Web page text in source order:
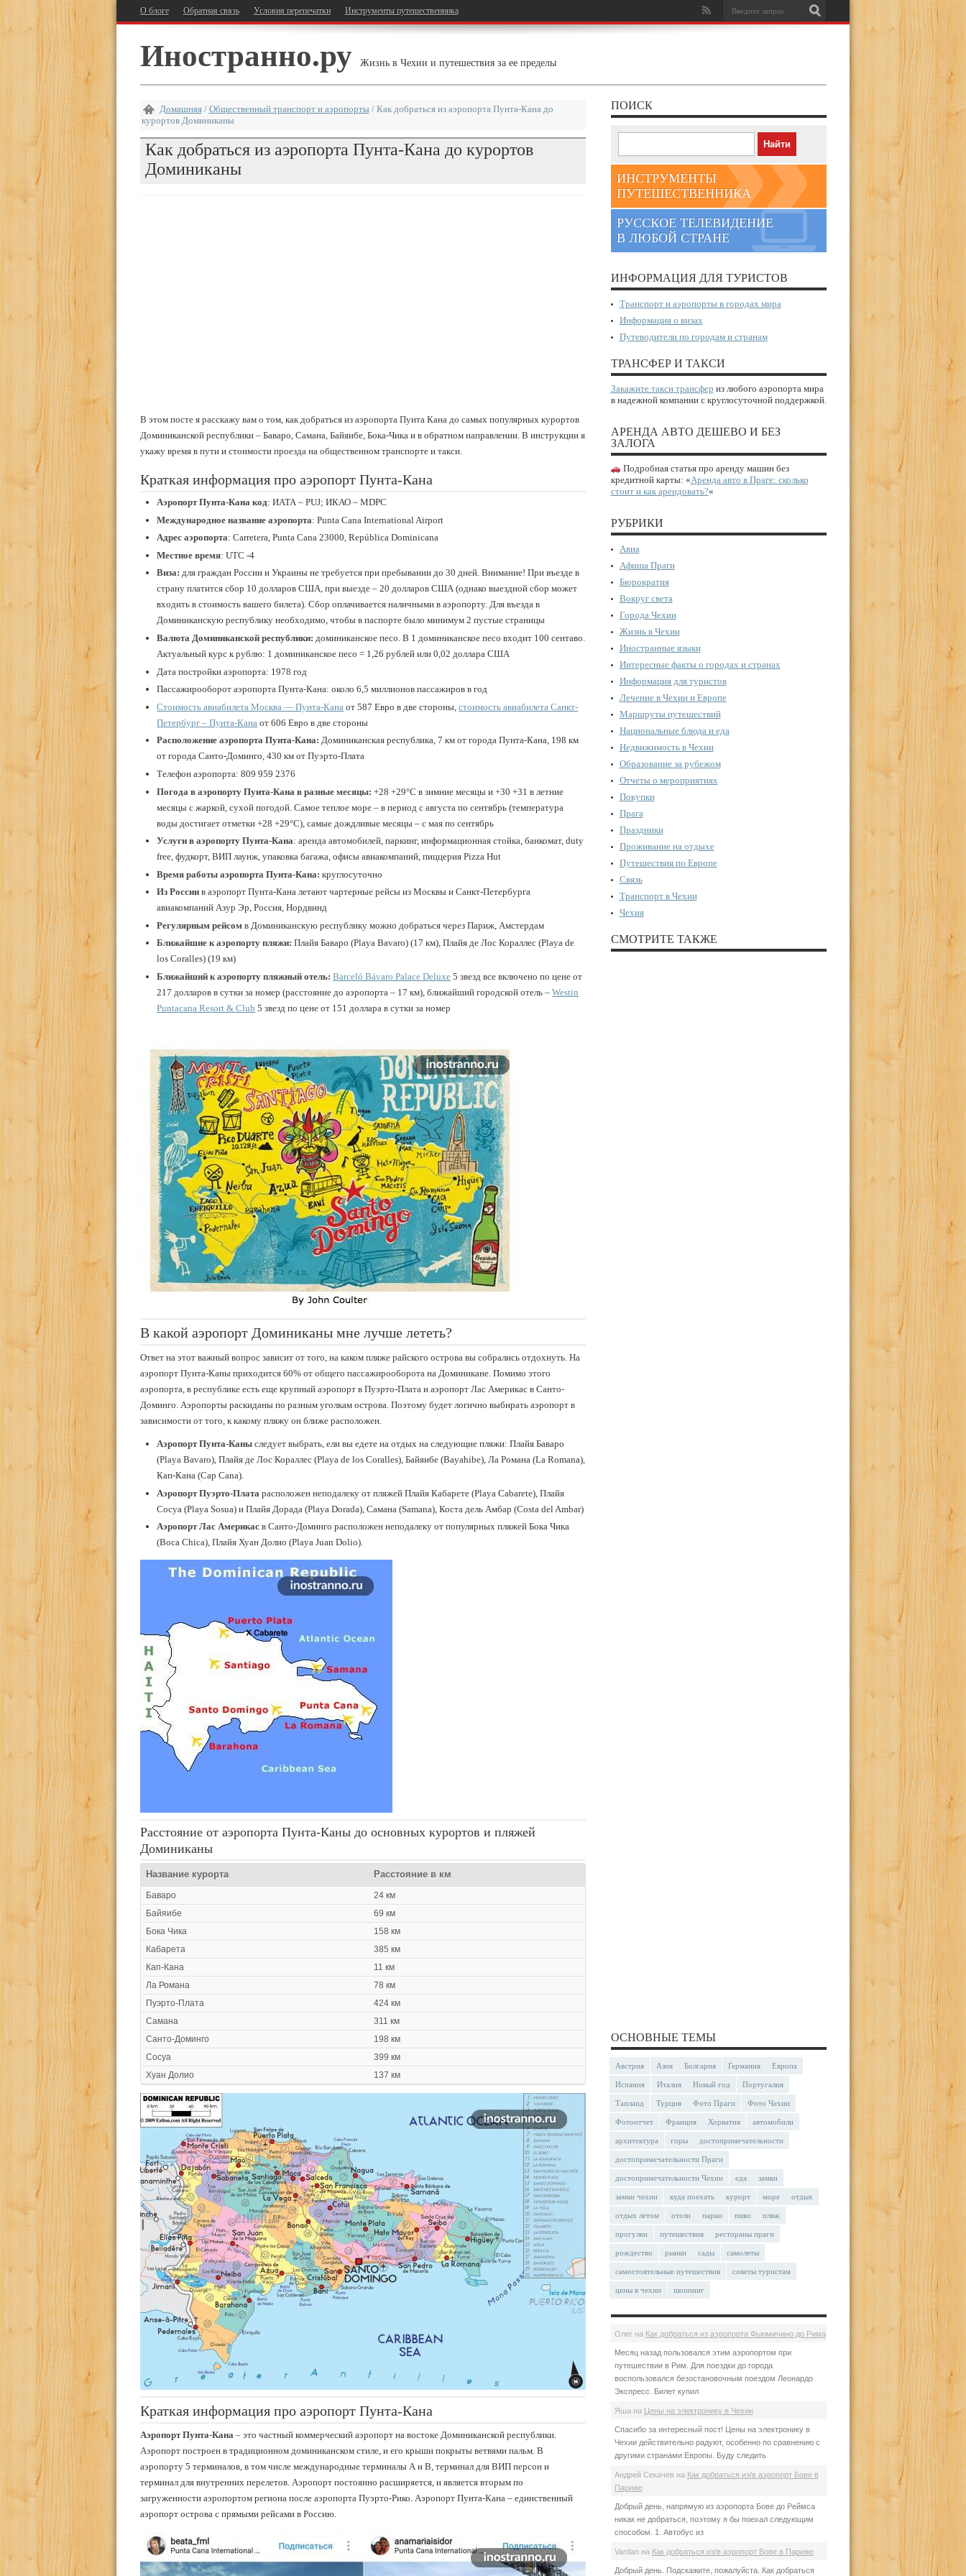
О блоге Обратная связь Условия перепечатки Инструменты путешественника
Иностранно.ру Жизнь в Чехии и путешествия за ее пределы
Домашняя/ Общественный транспорт и аэропорты/ Как добраться из аэропорта Пунта-Кана до
курортов Доминиканы
Как добраться из аэропорта Пунта-Кана до курортов
Доминиканы
В этом посте я расскажу вам о том, как добраться из аэропорта Пунта Кана до самых популярных курортов
Доминиканской республики – Баваро, Самана, Байяибе, Бока-Чика и в обратном направлении. В инструкции я
укажу время в пути и стоимости проезда на общественном транспорте и такси.
Краткая информация про аэропорт Пунта-Кана
Аэропорт Пунта-Кана код: ИАТА – PUJ; ИКАО – MDPC
Международное название аэропорта: Punta Cana International Airport
Адрес аэропорта: Carretera, Punta Cana 23000, República Dominicana
Местное время: UTC -4
Виза: для граждан России и Украины не требуется при пребывании до 30 дней. Внимание! При въезде в
страну платится сбор 10 долларов США, при выезде – 20 долларов США (однако выездной сбор может
входить в стоимость вашего билета). Сбор оплачивается наличными в аэропорту. Для въезда в
Доминиканскую республику необходимо, чтобы в паспорте было минимум 2 пустые страницы
Валюта Доминиканской республики: доминиканское песо. В 1 доминиканское песо входит 100 сентаво.
Актуальный курс к рублю: 1 доминиканское песо = 1,26 рублей или 0,02 доллара США
Дата постройки аэропорта: 1978 год
Пассажирооборот аэропорта Пунта-Кана: около 6,5 миллионов пассажиров в год
Стоимость авиабилета Москва — Пунта-Кана от 587 Евро в две стороны,стоимость авиабилета Санкт-
Петербург – Пунта-Кана от 606 Евро в две стороны
Расположение аэропорта Пунта-Кана: Доминиканская республика, 7 км от города Пунта-Кана, 198 км
от города Санто-Доминго, 430 км от Пуэрто-Плата
Телефон аэропорта: 809 959 2376
Погода в аэропортуПунта-Кана в разные месяцы: +28 +29°С в зимние месяцы и +30 +31 в летние
месяцы с жаркой, сухой погодой. Самое теплое море – в период с августа по сентябрь (температура
воды достигает отметки +28 +29°С), самые дождливые месяцы – с мая по сентябрь
Услуги в аэропорту Пунта-Кана: аренда автомобилей, паркинг, информационная стойка, банкомат, duty
free, фудкорт, ВИП лаунж, упаковка багажа, офисы авиакомпаний, пиццерия Pizza Hut
Время работы аэропортаПунта-Кана:круглосуточно
Из России в аэропорт Пунта-Кана летают чартерные рейсы из Москвы и Санкт-Петербурга
авиакомпаний Азур Эр, Россия, Нордвинд
Регулярным рейсом в Доминиканскую республику можно добраться через Париж, Амстердам
Ближайшие к аэропорту пляжи:Плайя Баваро (Playa Bavaro) (17 км), Плайя де Лос Кораллес (Playa de
los Coralles) (19 км)
Ближайший к аэропорту пляжный отель:Barceló Bávaro Palace Deluxe 5 звезд все включено по цене от
217 долларов в сутки за номер (расстояние до аэропорта – 17 км), ближайший городской отель –Westin
Puntacana Resort & Club 5 звезд по цене от 151 доллара в сутки за номер
В какой аэропорт Доминиканы мне лучше лететь?
Ответ на этот важный вопрос зависит от того, на каком пляже райского острова вы собрались отдохнуть. На
аэропорт Пунта-Каны приходится 60% от общего пассажирооборота на Доминикане. Помимо этого
аэропорта, в республике есть еще крупный аэропорт в Пуэрто-Плата и аэропорт Лас Америкас в Санто-
Доминго. Аэропорты раскиданы по разным уголкам острова. Поэтому будет логично выбирать аэропорт в
зависимости от того, к какому пляжу он ближе расположен.
Аэропорт Пунта-Каны следует выбрать, ели вы едете на отдых на следующие пляжи: Плайя Баваро
(Playa Bavaro), Плайя де Лос Кораллес (Playa de los Coralles), Байяибе (Bayahibe), Ла Романа (La Romana),
Кап-Кана (Cap Cana).
Аэропорт Пуэрто-Плата расположен неподалеку от пляжей Плайя Кабарете (Playa Cabarete), Плайя
Сосуа (Playa Sosua) и Плайя Дорада (Playa Dorada), Самана (Samana), Коста дель Амбар (Costa del Ambar)
Аэропорт Лас Америкас в Санто-Доминго расположен неподалеку от популярных пляжей Бока Чика
(Boca Chica), Плайя Хуан Долио (Playa Juan Dolio).
Расстояние от аэропорта Пунта-Каны до основных курортов и пляжей
Доминиканы
Название курорта Расстояние в км
Баваро
24 км
Байяибе
69 км
Бока Чика
158 км
Кабарета
385 км
Кап-Кана
11 км
Ла Романа
78 км
Пуэрто-Плата
424 км
Самана
311 км
Санто-Доминго
198 км
Сосуа
399 км
Хуан Долио
137 км
Краткая информация про аэропорт Пунта-Кана
Аэропорт Пунта-Кана– это частный коммерческий аэропорт на востоке Доминиканской республики.
Аэропорт построен в традиционном доминиканском стиле, и его крыши покрыты ветвями пальм. В
аэропорту 5 терминалов, в том числе международные терминалы А и В, терминал для ВИП персон и
терминал для внутренних перелетов. Аэропорт постоянно расширяется, и является вторым по
загруженности аэропортом региона после аэропорта Пуэрто-Рико. Аэропорт Пунта-Кана – единственный
аэропорт острова с прямыми рейсами в Россию.
ПОИСК
ИНСТРУМЕНТЫ
ПУТЕШЕСТВЕННИКА
РУССКОЕ ТЕЛЕВИДЕНИЕ
В ЛЮБОЙ СТРАНЕ
ИНФОРМАЦИЯ ДЛЯ ТУРИСТОВ
Транспорт и аэропорты в городах мира
Информация о визах
Путеводители по городам и странам
ТРАНСФЕР И ТАКСИ
Закажите такси трансфер из любого аэропорта мира
в надежной компании с круглосуточной поддержкой.
АРЕНДА АВТО ДЕШЕВО И БЕЗ
ЗАЛОГА
Подробная статья про аренду машин без
кредитной карты: «Аренда авто в Праге: сколько
стоит и как арендовать?«
РУБРИКИ
Авиа
Афиша Праги
Бюрократия
Вокруг света
Города Чехии
Жизнь в Чехии
Иностранные языки
Интересные факты о городах и странах
Информация для туристов
Лечение в Чехии и Европе
Маршруты путешествий
Национальные блюда и еда
Недвижимость в Чехии
Образование за рубежом
Отчеты о мероприятиях
Покупки
Прага
Праздники
Проживание на отдыхе
Путешествия по Европе
Связь
Транспорт в Чехии
Чехия
СМОТРИТЕ ТАКЖЕ
ОСНОВНЫЕ ТЕМЫ
Австрия Азия Болгария Германия Европа
Испания Италия Новый год Португалия
Таиланд Турция Фото Праги Фото Чехии
Фотоотчет Франция Хорватия автомобили
архитектура горы достопримечательности
достопримечательности Праги
достопримечательности Чехии еда замки
замки чехии куда поехать курорт море отдых
отдых летом отели парки пиво пляж
прогулки путешествия рестораны праги
рождество рынки сады самолеты
самостоятельные путешествия советы туристам
цены в чехии шоппинг
Олегна Как добраться из аэропорта Фьюмичино до Рима
Месяц назад пользовался этим аэропортом при
путешествии в Рим. Для поездки до города
воспользовался безостановочным поездом Леонардо
Экспресс. Билет купил
Яша на Цены на электронику в Чехии
Спасибо за интересный пост! Цены на электронику в
Чехии действительно радуют, особенно по сравнению с
другими странами Европы. Буду следить
Андрей Секачев на Как добраться из/в аэропорт Бове в
Париже
Добрый день, напрямую из аэропорта Бове до Реймса
никак не добраться, поэтому я бы поехал следующим
способом. 1. Автобус из
Vardanна Как добраться из/в аэропорт Бове в Париже
Добрый день. Подскажите, пожалуйста. Как добраться